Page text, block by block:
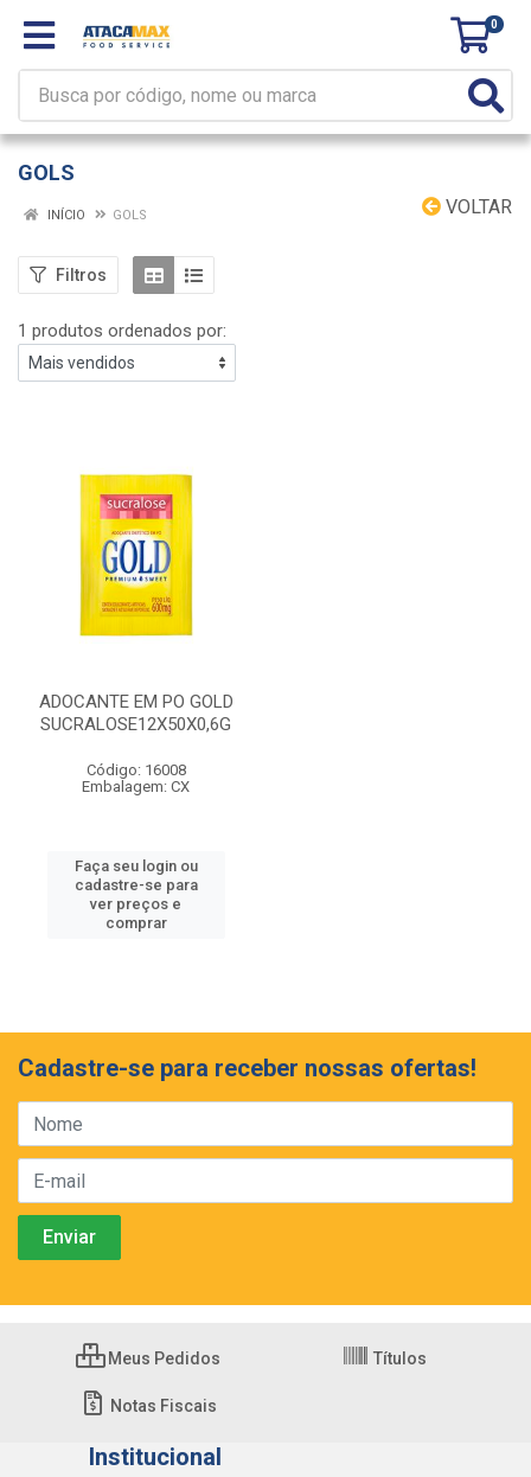
0
GOLS
VOLTAR
INÍCIO GOLS
Filtros
1 produtos ordenados por:
ADOCANTE EM PO GOLD
SUCRALOSE12X50X0,6G
Código: 16008
Embalagem: CX
Faça seu login ou
cadastre-se para
ver preços e
comprar
Cadastre-se para receber nossas ofertas!
Meus Pedidos Títulos
Notas Fiscais
Institucional